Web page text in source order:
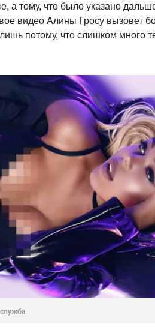
а тому, что было указано
видео Алины Гросу вызовет
потому, что слишком много